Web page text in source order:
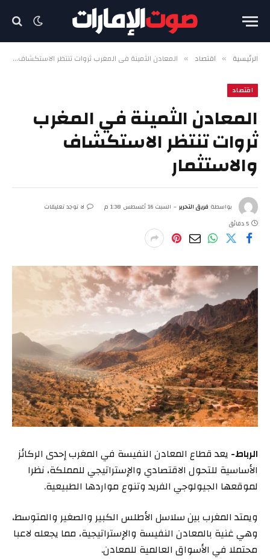
الرئيسية » اقتصاد » المعادن الثمينة في المغرب ثروات تنتظر الاستكشاف والاستثمار
اقتصاد
المعادن الثمينة في المغرب
ثروات تنتظر الاستكشاف
والاستثمار
بواسطة فريق التحرير السبت 16 أغسطس 1:38 م
لا توجد تعليقات
5 دقائق
الرباط- يعد قطاع المعادن النفيسة في المغرب إحدى الركائز
الأساسية للتحول الاقتصادي والإستراتيجي للمملكة، نظرا
لموقعها الجيولوجي الفريد وتنوع مواردها الطبيعية.
ويمتد المغرب بين سلاسل الأطلس الكبير والصغير والمتوسط،
وهي غنية بالمعادن النفيسة والإستراتيجية، مما يجعله لاعبا
محتملا في الأسواق العالمية للمعادن.